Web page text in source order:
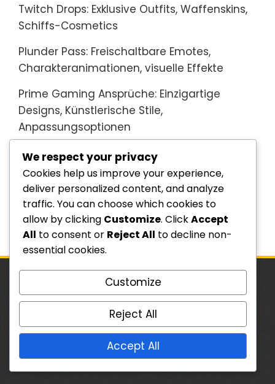
Twitch Drops: Exklusive Outfits, Waffenskins,
Schiffs-Cosmetics
Plunder Pass: Freischaltbare Emotes,
Charakteranimationen, visuelle Effekte
Prime Gaming Ansprüche: Einzigartige
Designs, Künstlerische Stile,
Anpassungsoptionen
Archiv
March 2026
February 2026
RECHTLICHES
Wer wir sind
Cookies und Tracking
Kontaktieren Sie uns
We respect your privacy
Cookies help us improve your experience,
deliver personalized content, and analyze
traffic. You can choose which cookies to
allow by clicking Customize. ClickAccept
All to consent or Reject All to decline non-
essential cookies.
Customize
Reject All
Accept All